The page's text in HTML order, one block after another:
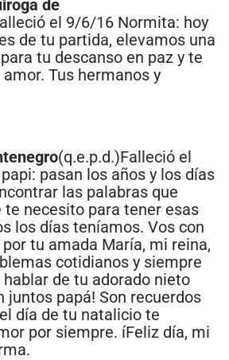
de
el 9/6/16 Normita: hoy
de tu partida, elevamos una
tu descanso en paz y te
Tus hermanos y
(q.e.p.d.)Falleció el
pasan los años y los días
las palabras que
te necesito para tener esas
los días teníamos. Vos con
tu amada María, mi reina,
cotidianos y siempre
de tu adorado nieto
juntos papá! Son recuerdos
día de tu natalicio te
por siempre. íFeliz día, mi